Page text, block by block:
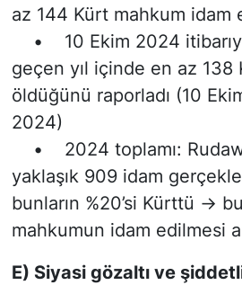
az 144 Kürt mahkum idam
• 10 Ekim 2024
geçen yıl içinde en az 138
öldüğünü raporladı (10
2024)
• 2024 toplamı:
yaklaşık 909 idam
bunların %20’si Kürttü →
mahkumun idam edilmesi
E) Siyasi gözaltı ve